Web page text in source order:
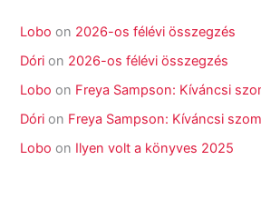
Lobo on 2026-os félévi összegzés
Dóri on 2026-os félévi összegzés
Lobo on Freya Sampson: Kíváncsi
Dóri on Freya Sampson: Kíváncsi
Lobo on Ilyen volt a könyves 2025